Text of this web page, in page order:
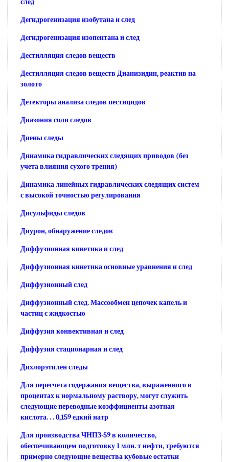
Дегидрогенизация изобутана и след
Дегидрогенизация изопентана и след
Дестилляция следов веществ
Дестилляция следов веществ Дианизидин, реактив на
золото
Детекторы анализа следов пестицидов
Диазония соли следов
Диены следы
Динамика гидравлических следящих приводов (без
учета влияния сухого трения)
Динамика линейных гидравлических следящих систем
с высокой точностью регулирования
Дисульфиды следов
Диурон, обнаружение следов
Диффузионная кинетика и след
Диффузионная кинетика основные уравнения и след
Диффузионный след
Диффузионный след. Массообмен цепочек капель и
частиц с жидкостью
Диффузия конвективная и след
Диффузия стационарная и след
Дихлорэтилен следы
Для пересчета содержания вещества, выраженного в
процентах к нормальному раствору, могут служить
следующие переводные коэффициенты азотная
кислота. . . 0,159 едкий натр
Для производства ЧНПЗ-59 в количество,
обеспечивающем подготовку 1 млн. т нефти, требуются
примерно следующие вещества кубовые остатки